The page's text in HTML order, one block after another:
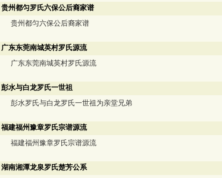
贵州都匀罗氏六保公后裔家谱
贵州都匀六保公后裔家谱
广东东莞南城英村罗氏源流
广东东莞南城英村罗氏源流
彭水与白龙罗氏一世祖
彭水罗氏与白龙罗氏一世祖为亲堂兄弟
福建福州豫章罗氏宗谱源流
福建福州豫章罗氏宗谱源流
湖南湘潭龙泉罗氏楚芳公系